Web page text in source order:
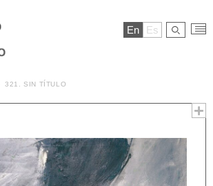
En Es
321. SIN TÍTULO